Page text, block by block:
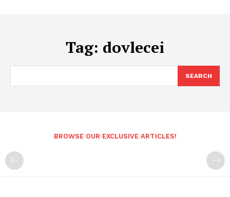
Tag: dovlecei
SEARCH
BROWSE OUR EXCLUSIVE ARTICLES!